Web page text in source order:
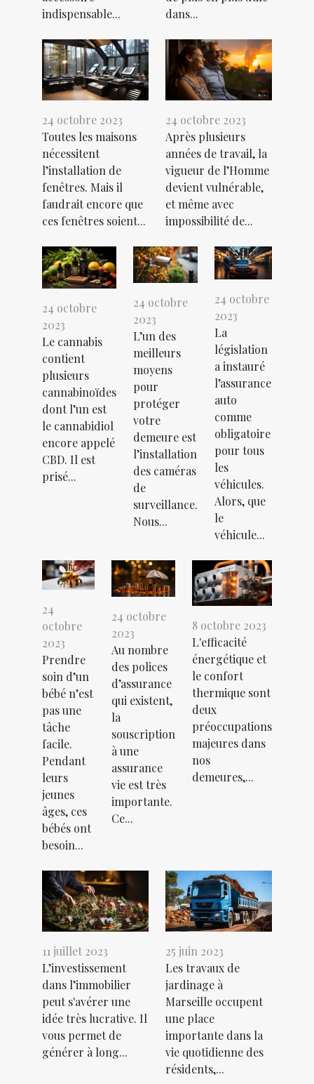
indispensable...
dans...
24 octobre 2023
Toutes les maisons
nécessitent
l’installation de
fenêtres. Mais il
faudrait encore que
ces fenêtres soient...
24 octobre 2023
Après plusieurs
années de travail, la
vigueur de l’Homme
devient vulnérable,
et même avec
impossibilité de...
24 octobre
2023
Le cannabis
contient
plusieurs
cannabinoïdes
dont l’un est
le cannabidiol
encore appelé
CBD. Il est
prisé...
24 octobre
2023
L’un des
meilleurs
moyens
pour
protéger
votre
demeure est
l’installation
des caméras
de
surveillance.
Nous...
24 octobre
2023
La
législation
a instauré
l’assurance
auto
comme
obligatoire
pour tous
les
véhicules.
Alors, que
le
véhicule...
24
octobre
2023
Prendre
soin d’un
bébé n’est
pas une
tâche
facile.
Pendant
leurs
jeunes
âges, ces
bébés ont
besoin...
24 octobre
2023
Au nombre
des polices
d’assurance
qui existent,
la
souscription
à une
assurance
vie est très
importante.
Ce...
8 octobre 2023
L'efficacité
énergétique et
le confort
thermique sont
deux
préoccupations
majeures dans
nos
demeures,...
11 juillet 2023
L’investissement
dans l’immobilier
peut s'avérer une
idée très lucrative. Il
vous permet de
générer à long...
25 juin 2023
Les travaux de
jardinage à
Marseille occupent
une place
importante dans la
vie quotidienne des
résidents,...